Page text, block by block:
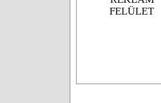
FELÜLET